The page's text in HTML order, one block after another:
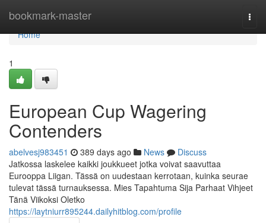
bookmark-master
Home
Home
1
European Cup Wagering
Contenders
abelvesj983451 389 days ago News
Discuss
Jatkossa laskelee kaikki joukkueet jotka voivat saavuttaa
Eurooppa Liigan. Tässä on uudestaan kerrotaan, kuinka seurae
tulevat tässä turnauksessa. Mies Tapahtuma Sija Parhaat Vihjeet
Tänä Viikoksi Oletko
https://laytniurr895244.dailyhitblog.com/profile